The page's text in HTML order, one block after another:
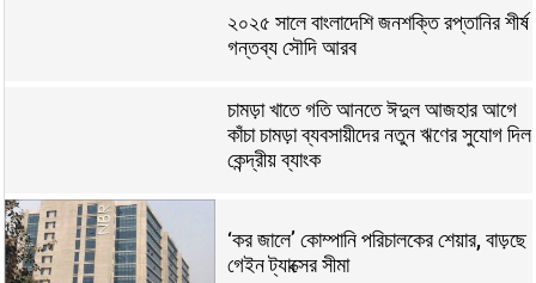
২০২৫ সালে বাংলাদেশি জনশক্তি রপ্তানির শীর্ষ
গন্তব্য সৌদি আরব
চামড়া খাতে গতি আনতে ঈদুল আজহার আগে
কাঁচা চামড়া ব্যবসায়ীদের নতুন ঋণের সুযোগ দিল
কেন্দ্রীয় ব্যাংক
‘কর জালে’ কোম্পানি পরিচালকের শেয়ার, বাড়ছে
গেইন ট্যাক্সের সীমা